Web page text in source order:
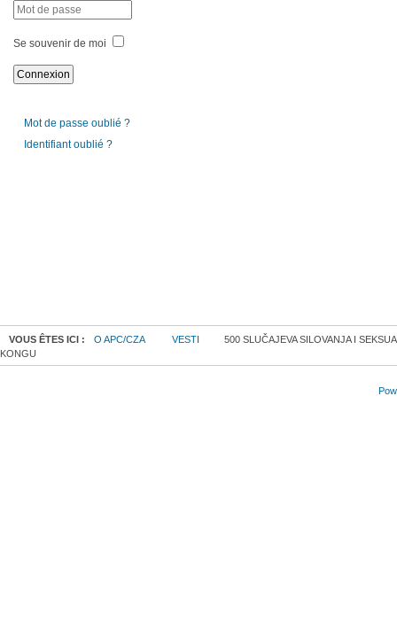
Se souvenir de moi
Mot de passe oublié ?
Identifiant oublié ?
VOUS ÊTES ICI : O APC/CZA VESTI
500 SLUČAJEVA SILOVANJA I
KONGU